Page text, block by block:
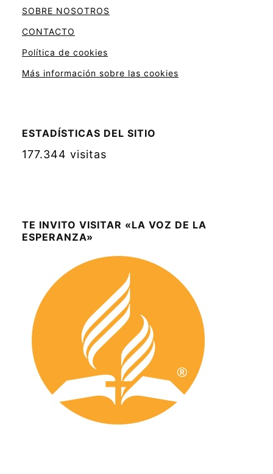
SOBRE NOSOTROS
CONTACTO
Política de cookies
Más información sobre las cookies
ESTADÍSTICAS DEL SITIO
177.344 visitas
TE INVITO VISITAR «LA VOZ DE LA
ESPERANZA»